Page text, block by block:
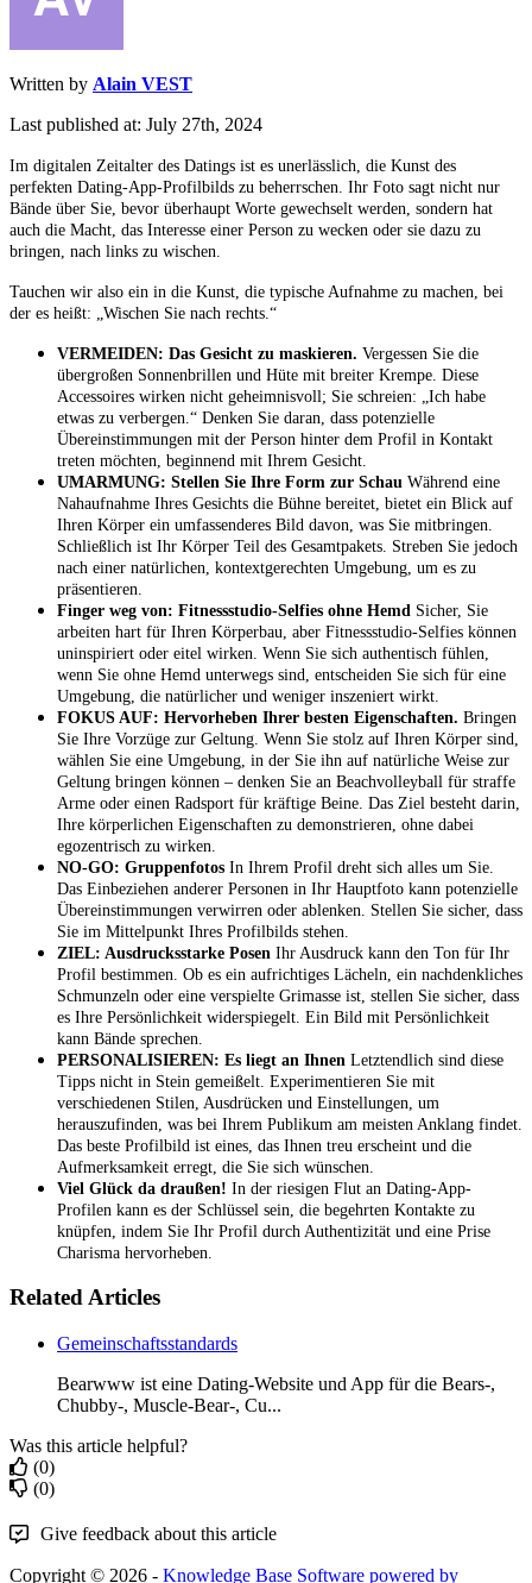
Written by Alain VEST
Last published at: July 27th, 2024
Im digitalen Zeitalter des Datings ist es unerlässlich, die Kunst des
perfekten Dating-App-Profilbilds zu beherrschen. Ihr Foto sagt nicht nur
Bände über Sie, bevor überhaupt Worte gewechselt werden, sondern hat
auch die Macht, das Interesse einer Person zu wecken oder sie dazu zu
bringen, nach links zu wischen.
Tauchen wir also ein in die Kunst, die typische Aufnahme zu machen, bei
der es heißt: „Wischen Sie nach rechts.“
VERMEIDEN: Das Gesicht zu maskieren. Vergessen Sie die
übergroßen Sonnenbrillen und Hüte mit breiter Krempe. Diese
Accessoires wirken nicht geheimnisvoll; Sie schreien: „Ich habe
etwas zu verbergen.“ Denken Sie daran, dass potenzielle
Übereinstimmungen mit der Person hinter dem Profil in Kontakt
treten möchten, beginnend mit Ihrem Gesicht.
UMARMUNG: Stellen Sie Ihre Form zur Schau Während eine
Nahaufnahme Ihres Gesichts die Bühne bereitet, bietet ein Blick auf
Ihren Körper ein umfassenderes Bild davon, was Sie mitbringen.
Schließlich ist Ihr Körper Teil des Gesamtpakets. Streben Sie jedoch
nach einer natürlichen, kontextgerechten Umgebung, um es zu
präsentieren.
Finger weg von: Fitnessstudio-Selfies ohne Hemd Sicher, Sie
arbeiten hart für Ihren Körperbau, aber Fitnessstudio-Selfies können
uninspiriert oder eitel wirken. Wenn Sie sich authentisch fühlen,
wenn Sie ohne Hemd unterwegs sind, entscheiden Sie sich für eine
Umgebung, die natürlicher und weniger inszeniert wirkt.
FOKUS AUF: Hervorheben Ihrer besten Eigenschaften. Bringen
Sie Ihre Vorzüge zur Geltung. Wenn Sie stolz auf Ihren Körper sind,
wählen Sie eine Umgebung, in der Sie ihn auf natürliche Weise zur
Geltung bringen können – denken Sie an Beachvolleyball für straffe
Arme oder einen Radsport für kräftige Beine. Das Ziel besteht darin,
Ihre körperlichen Eigenschaften zu demonstrieren, ohne dabei
egozentrisch zu wirken.
NO-GO: Gruppenfotos In Ihrem Profil dreht sich alles um Sie.
Das Einbeziehen anderer Personen in Ihr Hauptfoto kann potenzielle
Übereinstimmungen verwirren oder ablenken. Stellen Sie sicher, dass
Sie im Mittelpunkt Ihres Profilbilds stehen.
ZIEL: Ausdrucksstarke Posen Ihr Ausdruck kann den Ton für Ihr
Profil bestimmen. Ob es ein aufrichtiges Lächeln, ein nachdenkliches
Schmunzeln oder eine verspielte Grimasse ist, stellen Sie sicher, dass
es Ihre Persönlichkeit widerspiegelt. Ein Bild mit Persönlichkeit
kann Bände sprechen.
PERSONALISIEREN: Es liegt an Ihnen Letztendlich sind diese
Tipps nicht in Stein gemeißelt. Experimentieren Sie mit
verschiedenen Stilen, Ausdrücken und Einstellungen, um
herauszufinden, was bei Ihrem Publikum am meisten Anklang findet.
Das beste Profilbild ist eines, das Ihnen treu erscheint und die
Aufmerksamkeit erregt, die Sie sich wünschen.
Viel Glück da draußen! In der riesigen Flut an Dating-App-
Profilen kann es der Schlüssel sein, die begehrten Kontakte zu
knüpfen, indem Sie Ihr Profil durch Authentizität und eine Prise
Charisma hervorheben.
Related Articles
Gemeinschaftsstandards
Bearwww ist eine Dating-Website und App für die Bears-,
Chubby-, Muscle-Bear-, Cu...
Was this article helpful?
(0)
(0)
Give feedback about this article
Copyright © 2026 - Knowledge Base Software powered by